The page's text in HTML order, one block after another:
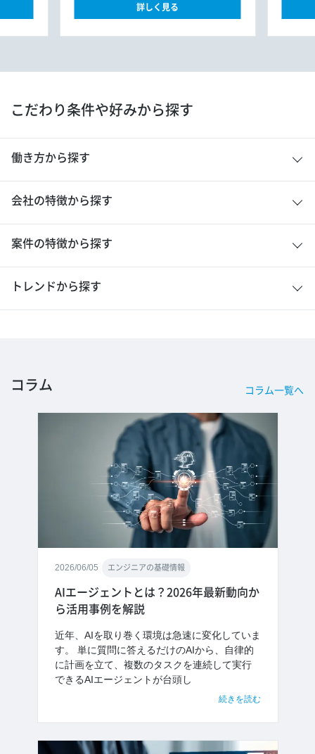
詳しく見る
こだわり条件や好みから探す
働き方から探す
会社の特徴から探す
案件の特徴から探す
トレンドから探す
コラム コラム一覧へ
2026/06/05 エンジニアの基礎情報
AIエージェントとは？2026年最新動向か
ら活用事例を解説
近年、AIを取り巻く環境は急速に変化していま
す。 単に質問に答えるだけのAIから、自律的
に計画を立て、複数のタスクを連続して実行
できるAIエージェントが台頭し
続きを読む